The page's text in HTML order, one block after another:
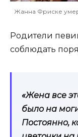
Жанна Фриске
Родители
соблюдать
«Жена все
было на
Постоянно,